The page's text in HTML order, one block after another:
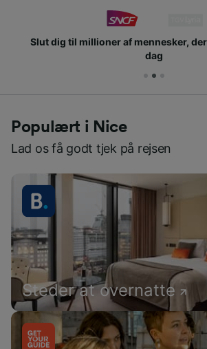
Slut dig til millioner af mennesker,
dag
Populært i Nice
Lad os få godt tjek på rejsen
Steder at overnatte